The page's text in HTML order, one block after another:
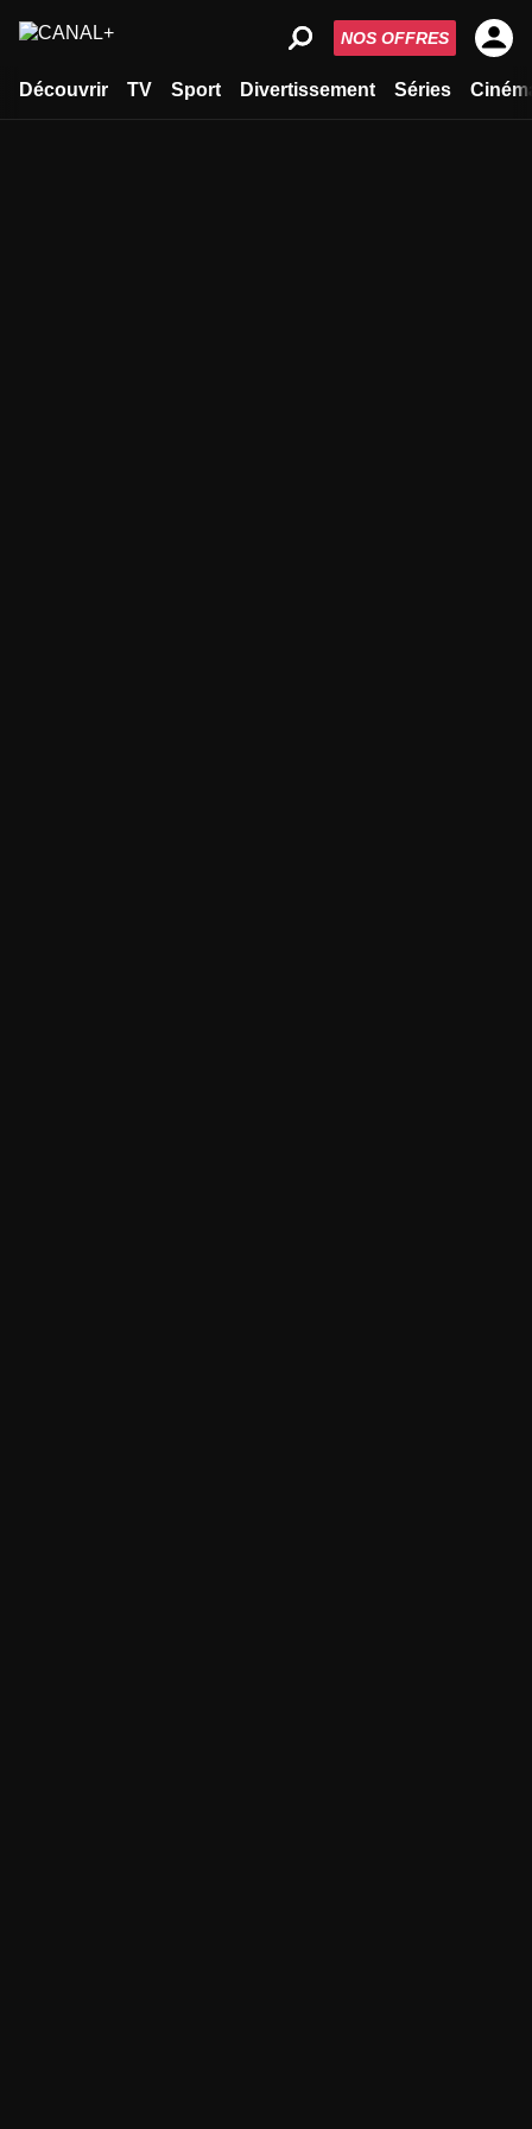
Découvrir TV Sport Divertissement Séries
NOS OFFRES